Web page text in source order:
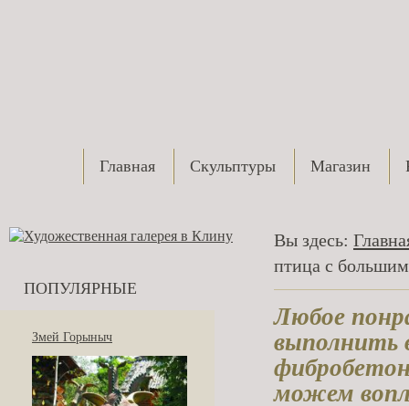
Главная Скульптуры Магазин
ПОПУЛЯРНЫЕ
Змей Горыныч
Вы здесь:
птица с
Любое
выполнить
можем